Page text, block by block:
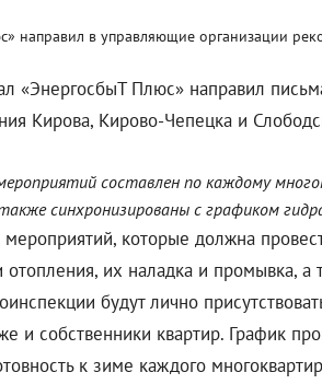
«ЭнергосбыТ Плюс» направил
Кирова, Кирово-Чепецка и
составлен по каждому
синхронизированы с графиком
которые должна
отопления, их наладка и промывка,
будут лично
и собственники квартир. График
к зиме каждого